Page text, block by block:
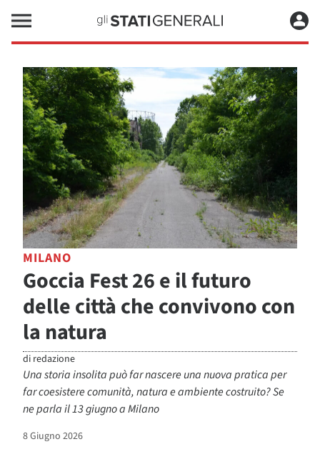
MILANO
Goccia Fest 26 e il futuro
delle città che convivono con
la natura
di redazione
Una storia insolita può far nascere una nuova pratica per
far coesistere comunità, natura e ambiente costruito? Se
ne parla il 13 giugno a Milano
8 Giugno 2026